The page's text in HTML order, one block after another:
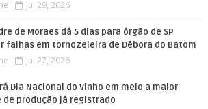
Jul 29, 2026
de Moraes dá 5 dias para órgão de SP
falhas em tornozeleira de Débora do Batom
Jul 27, 2026
Dia Nacional do Vinho em meio a maior
de produção já registrado